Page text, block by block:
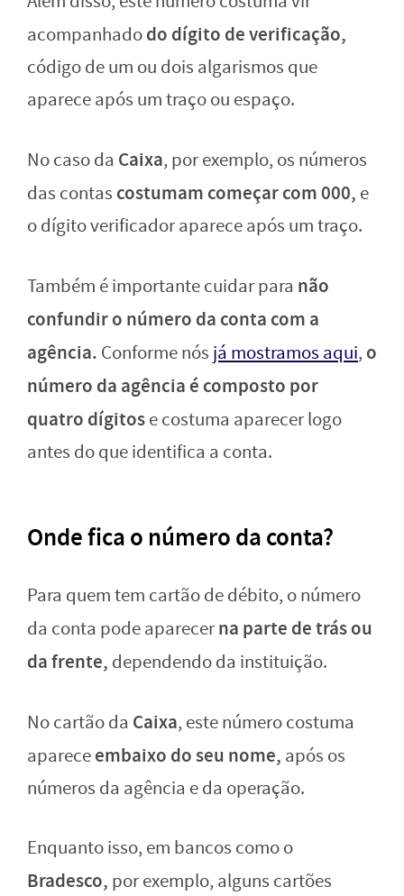
acompanhadodo dígito de verificação,
código de um ou dois algarismos que
aparece após um traço ou espaço.
No caso da Caixa, por exemplo, os números
das contas costumam começar com 000, e
o dígito verificador aparece após um traço.
Também é importante cuidar para não
confundir o número da conta com a
agência. Conforme nós já mostramos aqui, o
número da agência é composto por
quatro dígitose costuma aparecer logo
antes do que identifica a conta.
Onde fica o número da conta?
Para quem tem cartão de débito, o número
da conta pode aparecerna parte de trás ou
da frente, dependendo da instituição.
No cartão da Caixa, este número costuma
apareceembaixo do seu nome, após os
números da agência e da operação.
Enquanto isso, em bancos como o
Bradesco, por exemplo, alguns cartões